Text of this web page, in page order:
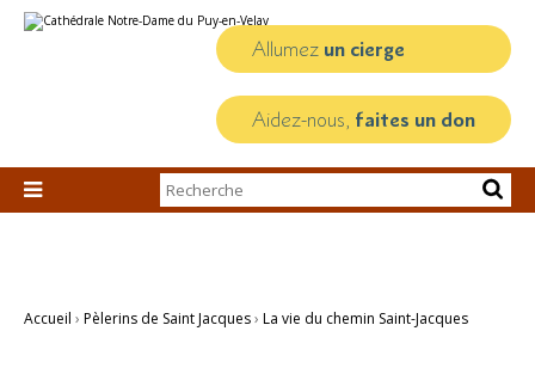
au
personnels
Allumez un cierge
Aidez-nous, faites un don

Chercher par
Recherche
Accueil › Pèlerins de Saint Jacques› La vie du chemin Saint-Jacques